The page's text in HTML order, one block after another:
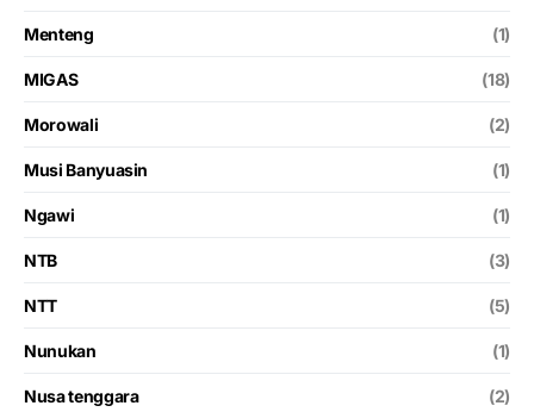
Menteng (1)
MIGAS (18)
Morowali (2)
Musi Banyuasin (1)
Ngawi (1)
NTB (3)
NTT (5)
Nunukan (1)
Nusa tenggara (2)